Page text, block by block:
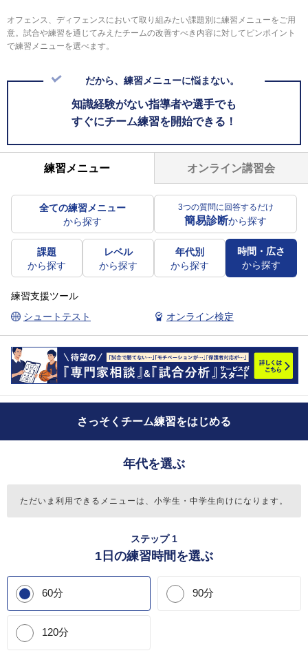
オフェンス、ディフェンスにおいて取り組みたい課題別に練習メニューをご用
意。試合や練習を通じてみえたチームの改善すべき内容に対してピンポイント
で練習メニューを選べます。
だから、練習メニューに悩まない。
知識経験がない指導者や選手でも
すぐにチーム練習を開始できる！
練習メニュー オンライン講習会
全ての練習メニュー
から探す
3つの質問に回答するだけ
簡易診断から探す
課題
から探す
レベル
から探す
年代別
から探す
時間・広さ
から探す
練習支援ツール
シュートテスト
オンライン検定
さっそくチーム練習をはじめる
年代を選ぶ
ただいま利用できるメニューは、 小学生・中学生向けになります。
ステップ 1
1日の練習時間を選ぶ
60分 90分
120分